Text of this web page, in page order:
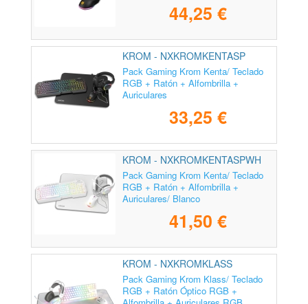
44,25 €
KROM - NXKROMKENTASP
Pack Gaming Krom Kenta/ Teclado
RGB + Ratón + Alfombrilla +
Auriculares
33,25 €
KROM - NXKROMKENTASPWH
Pack Gaming Krom Kenta/ Teclado
RGB + Ratón + Alfombrilla +
Auriculares/ Blanco
41,50 €
KROM - NXKROMKLASS
Pack Gaming Krom Klass/ Teclado
RGB + Ratón Óptico RGB +